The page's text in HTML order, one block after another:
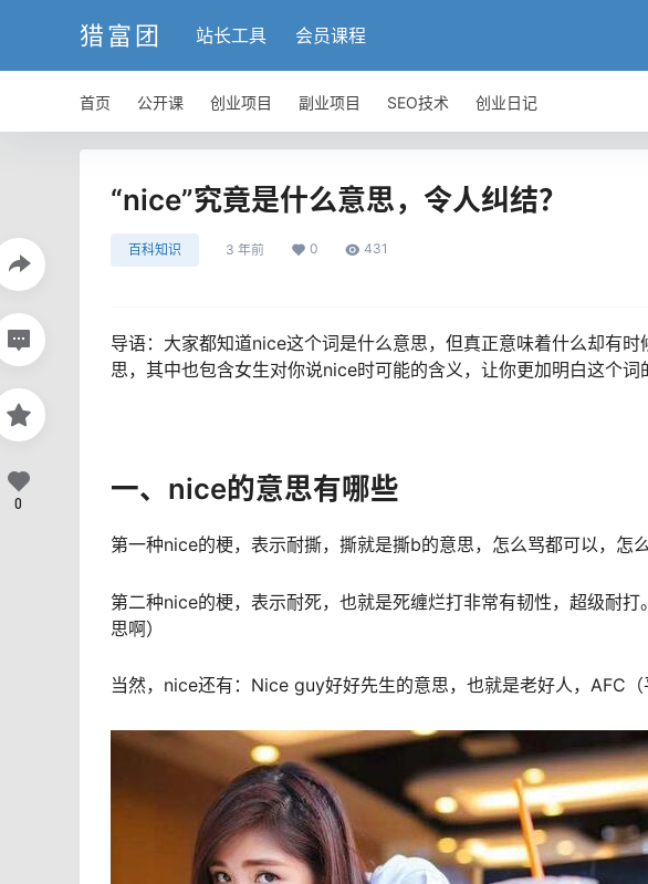
猎富团 站长工具 会员课程
首页 公开课 创业项目 副业项目 SEO技术 创业日记
“nice”究竟是什么意思，令人纠结？
百科知识 3 年前 0 431
导语：大家都知道nice这个词是什么意思，但真正意味着什么却有
思，其中也包含女生对你说nice时可能的含义，让你更加明白这个词
一、nice的意思有哪些
第一种nice的梗，表示耐撕，撕就是撕b的意思，怎么骂都可以，怎
第二种nice的梗，表示耐死，也就是死缠烂打非常有韧性，超级耐
思啊）
当然，nice还有：Nice guy好好先生的意思，也就是老好人，AFC（
0